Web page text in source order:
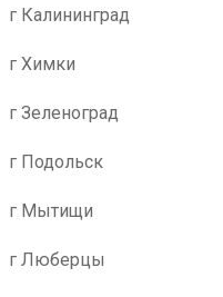
г Калининград
г Химки
г Зеленоград
г Подольск
г Мытищи
г Люберцы